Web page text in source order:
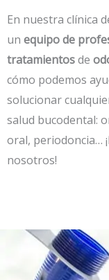
En nuestra clínica
un equipo de
tratamientosde
cómo podemos
solucionar
salud bucodental:
oral, periodoncia…
nosotros!